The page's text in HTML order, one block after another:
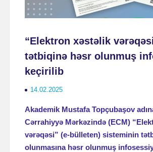
“Elektron xəstəlik
tətbiqinə həsr olunmuş
keçirilib
14.02.2025
Akademik Mustafa Topçubaşov
Cərrahiyyə Mərkəzində (ECM)
vərəqəsi” (e-bülleten) sisteminin
olunmasına həsr olunmuş